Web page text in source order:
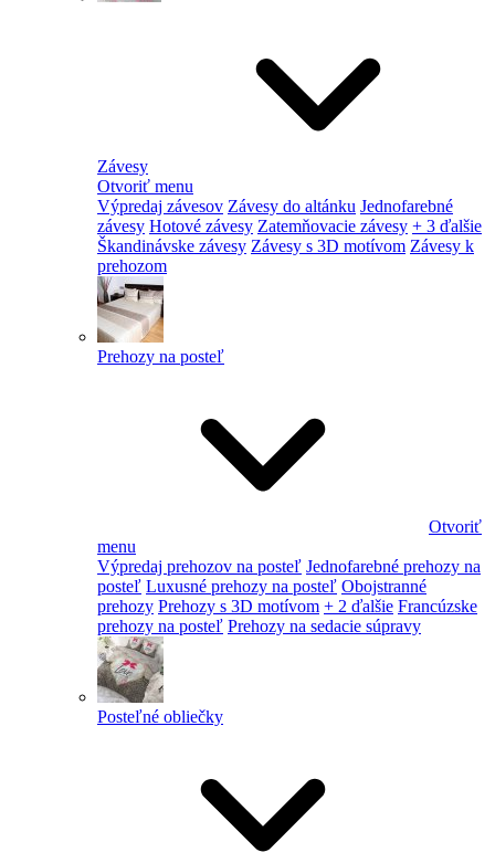
Závesy
Otvoriť menu
Výpredaj závesov Závesy do altánku Jednofarebné
závesy Hotové závesy Zatemňovacie závesy + 3 ďalšie
Škandinávske závesy Závesy s 3D motívom Závesy k
prehozom
Prehozy na posteľ
Otvoriť
menu
Výpredaj prehozov na posteľ Jednofarebné prehozy na
posteľ Luxusné prehozy na posteľ Obojstranné
prehozy Prehozy s 3D motívom + 2 ďalšie Francúzske
prehozy na posteľ Prehozy na sedacie súpravy
Posteľné obliečky